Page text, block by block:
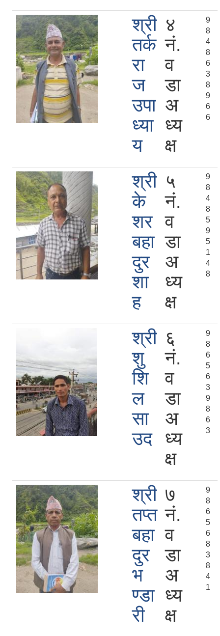
श्री
तर्क
रा
ज
उपा
ध्या
य
४
नं.
व
डा
अ
ध्य
क्ष
9
8
4
8
6
3
8
9
6
6
श्री
के
शर
बहा
दुर
शा
ह
५
नं.
व
डा
अ
ध्य
क्ष
9
8
4
8
5
9
5
1
4
8
श्री
शु
शि
ल
सा
उद
६
नं.
व
डा
अ
ध्य
क्ष
9
8
6
5
6
3
9
8
6
3
श्री
तप्त
बहा
दुर
भ
ण्डा
री
७
नं.
व
डा
अ
ध्य
क्ष
9
8
6
5
6
8
3
8
4
1